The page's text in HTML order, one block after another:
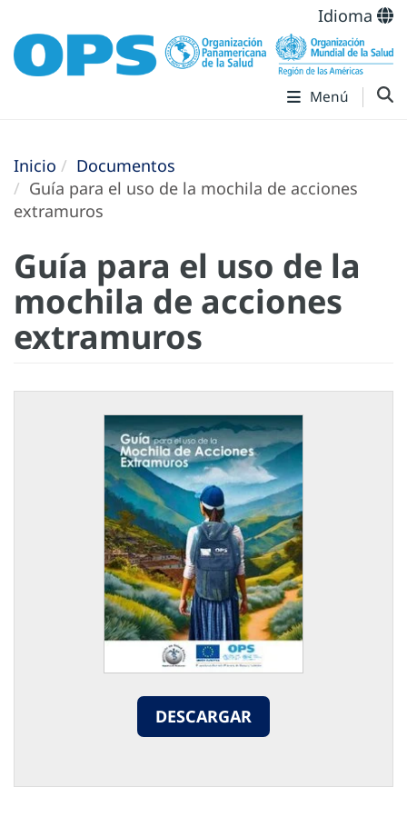
Idioma
Menú
Inicio
Documentos
Guía para el uso de la mochila de acciones
extramuros
Guía para el uso de la
mochila de acciones
extramuros
DESCARGAR